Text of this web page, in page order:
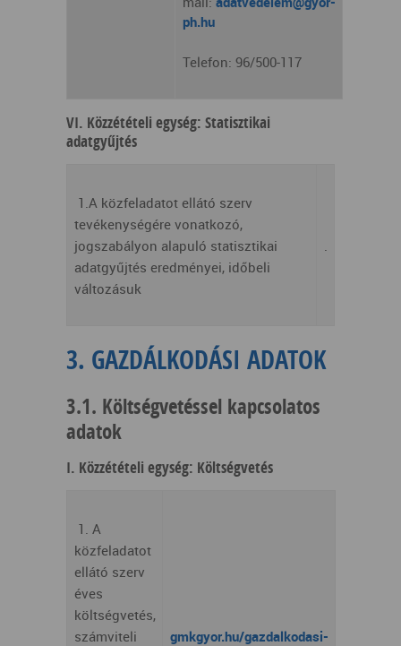
ph.hu
Telefon: 96/500-117
VI. Közzétételi egység: Statisztikai
adatgyűjtés
1.A közfeladatot ellátó szerv
tevékenységére vonatkozó,
jogszabályon alapuló statisztikai
adatgyűjtés eredményei, időbeli
változásuk
3. GAZDÁLKODÁSI ADATOK
3.1. Költségvetéssel kapcsolatos
adatok
I. Közzétételi egység: Költségvetés
1. A
közfeladatot
ellátó szerv
éves
költségvetés,
számviteli
gmkgyor.hu/gazdalkodasi-